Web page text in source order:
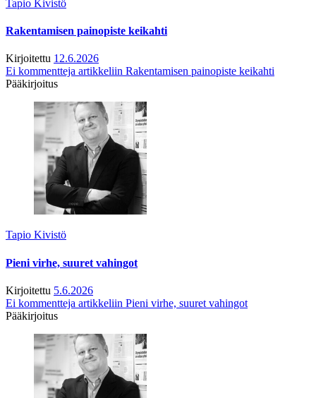
Tapio Kivistö
Rakentamisen painopiste keikahti
Kirjoitettu 12.6.2026
Ei kommentteja artikkeliin Rakentamisen painopiste keikahti
Pääkirjoitus
Tapio Kivistö
Pieni virhe, suuret vahingot
Kirjoitettu 5.6.2026
Ei kommentteja artikkeliin Pieni virhe, suuret vahingot
Pääkirjoitus